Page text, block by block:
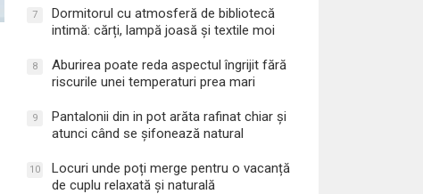
7
Dormitorul cu atmosferă de bibliotecă
intimă: cărți, lampă joasă și textile moi
8
Aburirea poate reda aspectul îngrijit fără
riscurile unei temperaturi prea mari
9
Pantalonii din in pot arăta rafinat chiar și
atunci când se șifonează natural
10
Locuri unde poți merge pentru o vacanță
de cuplu relaxată și naturală